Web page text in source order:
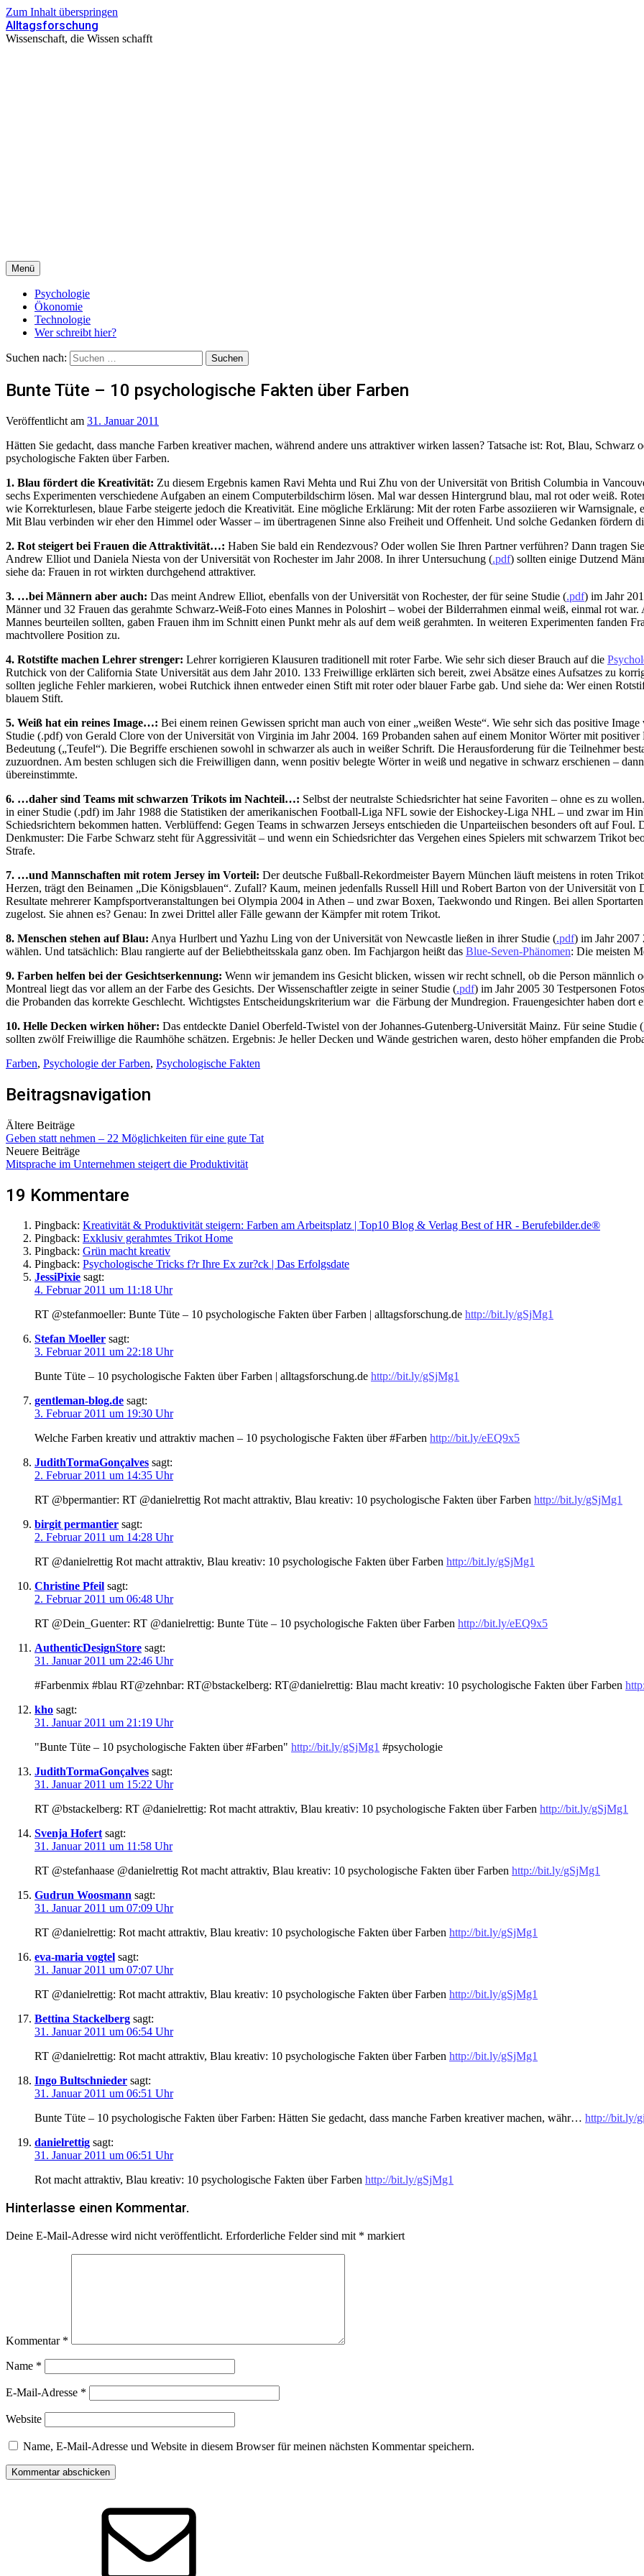
Zum Inhalt überspringen
Alltagsforschung
Wissenschaft, die Wissen schafft
Menü
Psychologie
Ökonomie
Technologie
Wer schreibt hier?
Suchen nach:
Bunte Tüte – 10 psychologische Fakten über Farben
Veröffentlicht am 31. Januar 2011
Hätten Sie gedacht, dass manche Farben kreativer machen, während andere uns attraktiver wirken lassen? Tatsache ist: Rot, Blau,
psychologische Fakten über Farben.
1. Blau fördert die Kreativität: Zu diesem Ergebnis kamen Ravi Mehta und Rui Zhu von der Universität von British Columbia in
sechs Experimenten verschiedene Aufgaben an einem Computerbildschirm lösen. Mal war dessen Hintergrund blau, mal rot oder weiß.
wie Korrekturlesen, blaue Farbe steigerte jedoch die Kreativität. Eine mögliche Erklärung: Mit der roten Farbe assoziieren wir Warnsignale,
Mit Blau verbinden wir eher den Himmel oder Wasser – im übertragenen Sinne also Freiheit und Offenheit. Und solche Gedanken fördern
2. Rot steigert bei Frauen die Attraktivität…: Haben Sie bald ein Rendezvous? Oder wollen Sie Ihren Partner verführen? Dann tragen
Andrew Elliot und Daniela Niesta von der Universität von Rochester im Jahr 2008. In ihrer Untersuchung (.pdf) sollten einige Dutzend
siehe da: Frauen in rot wirkten durchgehend attraktiver.
3. …bei Männern aber auch: Das meint Andrew Elliot, ebenfalls von der Universität von Rochester, der für seine Studie (.pdf) im Jahr
Männer und 32 Frauen das gerahmte Schwarz-Weiß-Foto eines Mannes in Poloshirt – wobei der Bilderrahmen einmal weiß, einmal rot
Mannes beurteilen sollten, gaben Frauen ihm im Schnitt einen Punkt mehr als auf dem weiß gerahmten. In weiteren Experimenten fanden
machtvollere Position zu.
4. Rotstifte machen Lehrer strenger: Lehrer korrigieren Klausuren traditionell mit roter Farbe. Wie sehr sich dieser Brauch auf die
Rutchick von der California State Universität aus dem Jahr 2010. 133 Freiwillige erklärten sich bereit, zwei Absätze eines Aufsatzes zu
sollten jegliche Fehler markieren, wobei Rutchick ihnen entweder einen Stift mit roter oder blauer Farbe gab. Und siehe da: Wer einen
blauem Stift.
5. Weiß hat ein reines Image…: Bei einem reinen Gewissen spricht man auch von einer „weißen Weste“. Wie sehr sich das positive
Studie (.pdf) von Gerald Clore von der Universität von Virginia im Jahr 2004. 169 Probanden sahen auf einem Monitor Wörter mit positiver
Bedeutung („Teufel“). Die Begriffe erschienen sowohl in schwarzer als auch in weißer Schrift. Die Herausforderung für die Teilnehmer
zuzuordnen. Am besten schlugen sich die Freiwilligen dann, wenn positiv belegte Wörter in weiß und negative in schwarz erschienen –
übereinstimmte.
6. …daher sind Teams mit schwarzen Trikots im Nachteil…: Selbst der neutralste Schiedsrichter hat seine Favoriten – ohne es zu
in einer Studie (.pdf) im Jahr 1988 die Statistiken der amerikanischen Football-Liga NFL sowie der Eishockey-Liga NHL – und zwar im
Schiedsrichtern bekommen hatten. Verblüffend: Gegen Teams in schwarzen Jerseys entschieden die Unparteiischen besonders oft auf
Denkmuster: Die Farbe Schwarz steht für Aggressivität – und wenn ein Schiedsrichter das Vergehen eines Spielers mit schwarzem Trikot
Strafe.
7. …und Mannschaften mit rotem Jersey im Vorteil: Der deutsche Fußball-Rekordmeister Bayern München läuft meistens in roten
Herzen, trägt den Beinamen „Die Königsblauen“. Zufall? Kaum, meinen jedenfalls Russell Hill und Robert Barton von der Universität von
Resultate mehrerer Kampfsportveranstaltungen bei Olympia 2004 in Athen – und zwar Boxen, Taekwondo und Ringen. Bei allen
zugelost. Sie ahnen es? Genau: In zwei Drittel aller Fälle gewann der Kämpfer mit rotem Trikot.
8. Menschen stehen auf Blau: Anya Hurlbert und Yazhu Ling von der Universität von Newcastle ließen in ihrer Studie (.pdf) im Jahr 2007
wählen. Und tatsächlich: Blau rangierte auf der Beliebtheitsskala ganz oben. Im Fachjargon heißt das Blue-Seven-Phänomen: Die meisten
9. Farben helfen bei der Gesichtserkennung: Wenn wir jemandem ins Gesicht blicken, wissen wir recht schnell, ob die Person
Montreal liegt das vor allem an der Farbe des Gesichts. Der Wissenschaftler zeigte in seiner Studie (.pdf) im Jahr 2005 30 Testpersonen
die Probanden das korrekte Geschlecht. Wichtigstes Entscheidungskriterium war die Färbung der Mundregion. Frauengesichter haben
10. Helle Decken wirken höher: Das entdeckte Daniel Oberfeld-Twistel von der Johannes-Gutenberg-Universität Mainz. Für seine Studie (
sollten zwölf Freiwillige die Raumhöhe schätzen. Ergebnis: Je heller Decken und Wände gestrichen waren, desto höher empfanden die
Farben, Psychologie der Farben, Psychologische Fakten
Beitragsnavigation
Ältere Beiträge
Geben statt nehmen – 22 Möglichkeiten für eine gute Tat
Neuere Beiträge
Mitsprache im Unternehmen steigert die Produktivität
19 Kommentare
Pingback: Kreativität & Produktivität steigern: Farben am Arbeitsplatz | Top10 Blog & Verlag Best of HR - Berufebilder.de​®
Pingback: Exklusiv gerahmtes Trikot Home
Pingback: Grün macht kreativ
Pingback: Psychologische Tricks f?r Ihre Ex zur?ck | Das Erfolgsdate
JessiPixie sagt:
4. Februar 2011 um 11:18 Uhr
RT @stefanmoeller: Bunte Tüte – 10 psychologische Fakten über Farben | alltagsforschung.de http://bit.ly/gSjMg1
Stefan Moeller sagt:
3. Februar 2011 um 22:18 Uhr
Bunte Tüte – 10 psychologische Fakten über Farben | alltagsforschung.de http://bit.ly/gSjMg1
gentleman-blog.de sagt:
3. Februar 2011 um 19:30 Uhr
Welche Farben kreativ und attraktiv machen – 10 psychologische Fakten über #Farben http://bit.ly/eEQ9x5
JudithTormaGonçalves sagt:
2. Februar 2011 um 14:35 Uhr
RT @bpermantier: RT @danielrettig Rot macht attraktiv, Blau kreativ: 10 psychologische Fakten über Farben http://bit.ly/gSjMg1
birgit permantier sagt:
2. Februar 2011 um 14:28 Uhr
RT @danielrettig Rot macht attraktiv, Blau kreativ: 10 psychologische Fakten über Farben http://bit.ly/gSjMg1
Christine Pfeil sagt:
2. Februar 2011 um 06:48 Uhr
RT @Dein_Guenter: RT @danielrettig: Bunte Tüte – 10 psychologische Fakten über Farben http://bit.ly/eEQ9x5
AuthenticDesignStore sagt:
31. Januar 2011 um 22:46 Uhr
#Farbenmix #blau RT@zehnbar: RT@bstackelberg: RT@danielrettig: Blau macht kreativ: 10 psychologische Fakten über Farben
kho sagt:
31. Januar 2011 um 21:19 Uhr
"Bunte Tüte – 10 psychologische Fakten über #Farben" http://bit.ly/gSjMg1 #psychologie
JudithTormaGonçalves sagt:
31. Januar 2011 um 15:22 Uhr
RT @bstackelberg: RT @danielrettig: Rot macht attraktiv, Blau kreativ: 10 psychologische Fakten über Farben http://bit.ly/gSjMg1
Svenja Hofert sagt:
31. Januar 2011 um 11:58 Uhr
RT @stefanhaase @danielrettig Rot macht attraktiv, Blau kreativ: 10 psychologische Fakten über Farben http://bit.ly/gSjMg1
Gudrun Woosmann sagt:
31. Januar 2011 um 07:09 Uhr
RT @danielrettig: Rot macht attraktiv, Blau kreativ: 10 psychologische Fakten über Farben http://bit.ly/gSjMg1
eva-maria vogtel sagt:
31. Januar 2011 um 07:07 Uhr
RT @danielrettig: Rot macht attraktiv, Blau kreativ: 10 psychologische Fakten über Farben http://bit.ly/gSjMg1
Bettina Stackelberg sagt:
31. Januar 2011 um 06:54 Uhr
RT @danielrettig: Rot macht attraktiv, Blau kreativ: 10 psychologische Fakten über Farben http://bit.ly/gSjMg1
Ingo Bultschnieder sagt:
31. Januar 2011 um 06:51 Uhr
Bunte Tüte – 10 psychologische Fakten über Farben: Hätten Sie gedacht, dass manche Farben kreativer machen, währ… http://bit.ly/
danielrettig sagt:
31. Januar 2011 um 06:51 Uhr
Rot macht attraktiv, Blau kreativ: 10 psychologische Fakten über Farben http://bit.ly/gSjMg1
Hinterlasse einen Kommentar.
Deine E-Mail-Adresse wird nicht veröffentlicht. Erforderliche Felder sind mit * markiert
Kommentar *
Name *
E-Mail-Adresse *
Website
Name, E-Mail-Adresse und Website in diesem Browser für meinen nächsten Kommentar speichern.